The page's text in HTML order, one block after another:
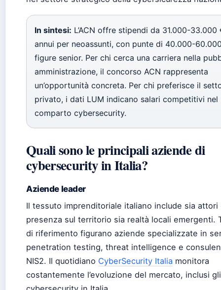
In sintesi: L’ACN offre stipendi da 31.000-
annui per neoassunti, con punte di 40.000-
figure senior. Per chi cerca una carriera nella
amministrazione, il concorso ACN rappresenta
un’opportunità concreta. Per chi preferisce il
privato, i dati LUM indicano salari competitivi nel
comparto cybersecurity.
Quali sono le principali aziende di
cybersecurity in Italia?
Aziende leader
Il tessuto imprenditoriale italiano include sia attori
presenza sul territorio sia realtà locali emergenti.
di riferimento figurano aziende specializzate in
penetration testing, threat intelligence e
NIS2. Il quotidiano CyberSecurity Italia monitora
costantemente l’evoluzione del mercato, inclusi